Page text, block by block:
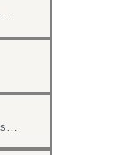
Créer un lien entre un événement et un formulaire
Les différents les types de versement dans un formulaire payant.